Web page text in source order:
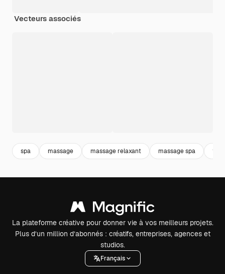
Vecteurs associés
spa massage massage relaxant massage spa
La plateforme créative pour donner vie à vos meilleurs projets.
Plus d’un million d’abonnés : créatifs, entreprises, agences et
studios.
Français